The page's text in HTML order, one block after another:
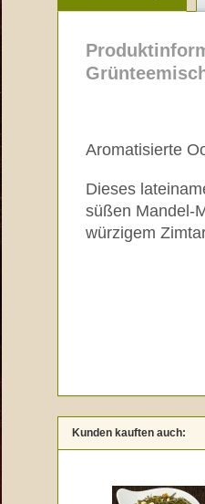
Aromatisierte
Dieses
süßen Mandel-
würzigem
Kunden kauften auch: